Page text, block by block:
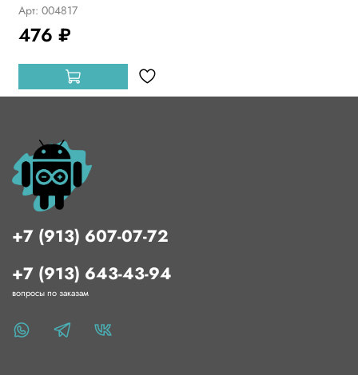
Арт: 004817
476 ₽
+7 (913) 607-07-72
+7 (913) 643-43-94
вопросы по заказам